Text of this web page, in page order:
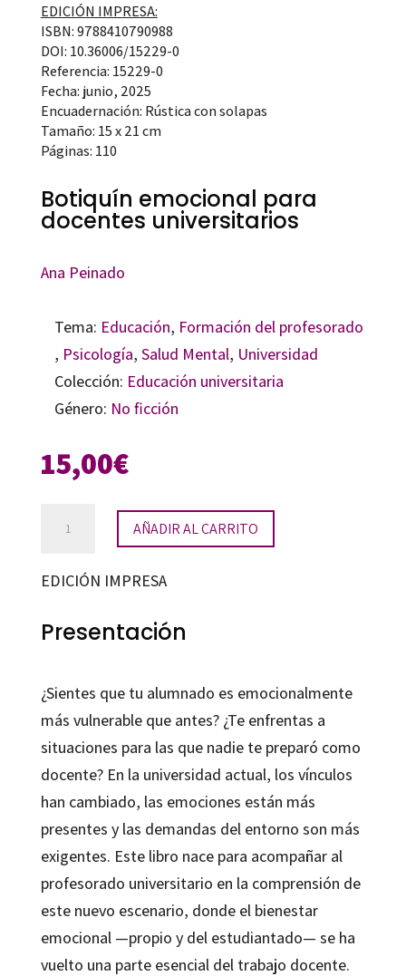
EDICIÓN IMPRESA:
ISBN: 9788410790988
DOI: 10.36006/15229-0
Referencia: 15229-0
Fecha: junio, 2025
Encuadernación: Rústica con solapas
Tamaño: 15 x 21 cm
Páginas: 110
Botiquín emocional para
docentes universitarios
Ana Peinado
Tema: Educación, Formación del profesorado
, Psicología, Salud Mental, Universidad
Colección: Educación universitaria
Género: No ficción
15,00€
para
universitarios
AÑADIR AL CARRITO
EDICIÓN IMPRESA
Presentación
¿Sientes que tu alumnado es emocionalmente
más vulnerable que antes? ¿Te enfrentas a
situaciones para las que nadie te preparó como
docente? En la universidad actual, los vínculos
han cambiado, las emociones están más
presentes y las demandas del entorno son más
exigentes. Este libro nace para acompañar al
profesorado universitario en la comprensión de
este nuevo escenario, donde el bienestar
emocional —propio y del estudiantado— se ha
vuelto una parte esencial del trabajo docente.